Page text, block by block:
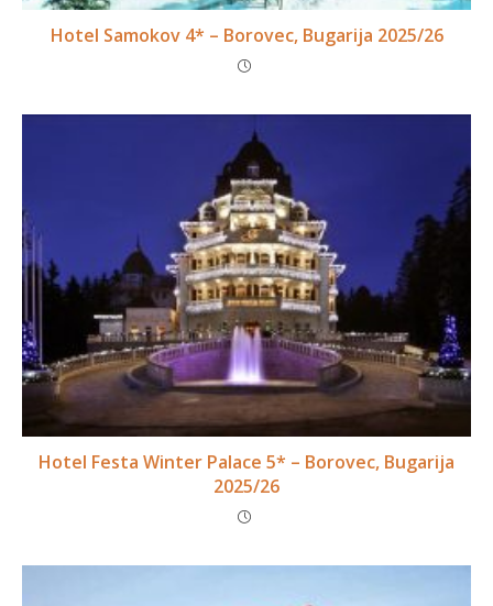
Hotel Samokov 4* – Borovec, Bugarija 2025/26
Hotel Festa Winter Palace 5* – Borovec, Bugarija
2025/26